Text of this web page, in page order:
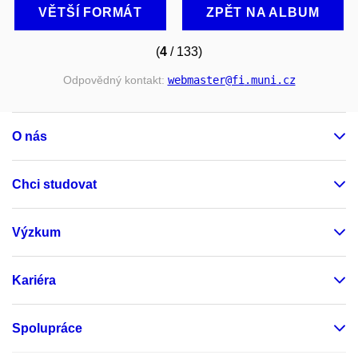
VĚTŠÍ FORMÁT ZPĚT NA ALBUM
(4 / 133)
Odpovědný kontakt: webmaster@fi.muni.cz
O nás
Chci studovat
Výzkum
Kariéra
Spolupráce